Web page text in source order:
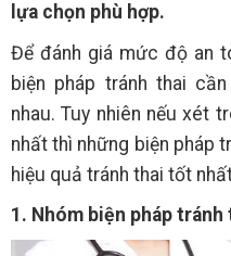
lựa chọn phù hợp.
Để đánh giá mức độ an
biện pháp tránh thai
nhau. Tuy nhiên nếu xét
nhất thì những biện pháp
hiệu quả tránh thai tốt
1. Nhóm biện pháp tránh